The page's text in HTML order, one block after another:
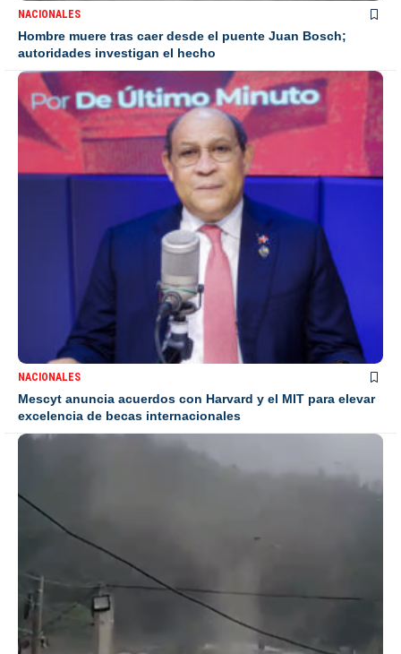
NACIONALES
Hombre muere tras caer desde el puente Juan Bosch;
autoridades investigan el hecho
NACIONALES
Mescyt anuncia acuerdos con Harvard y el MIT para elevar
excelencia de becas internacionales